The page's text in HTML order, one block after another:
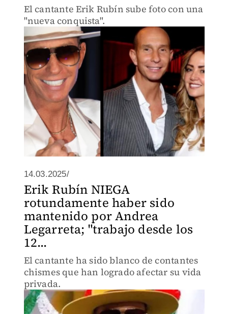
El cantante Erik Rubín sube foto con una
"nueva conquista".
14.03.2025/
Erik Rubín NIEGA
rotundamente haber sido
mantenido por Andrea
Legarreta; "trabajo desde los
12...
El cantante ha sido blanco de contantes
chismes que han logrado afectar su vida
privada.